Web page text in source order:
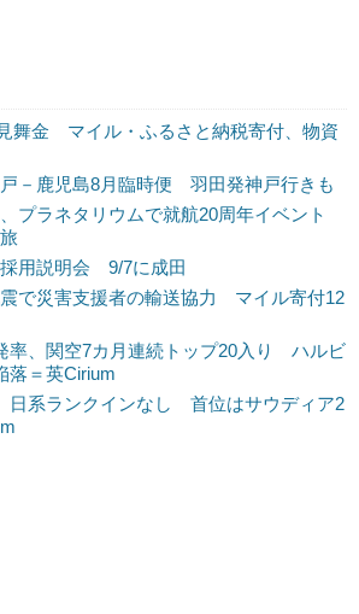
舞金 マイル・ふるさと納税寄付、物資
－鹿児島8月臨時便 羽田発神戸行きも
プラネタリウムで就航20周年イベント
用説明会 9/7に成田
で災害支援者の輸送協力 マイル寄付12
率、関空7カ月連続トップ20入り ハルビ
落＝英Cirium
日系ランクインなし 首位はサウディア2